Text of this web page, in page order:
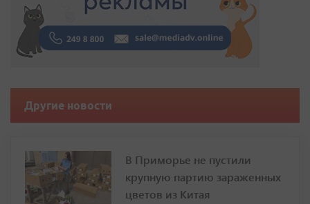
Другие новости
В Приморье не пустили
крупную партию зараженных
цветов из Китая